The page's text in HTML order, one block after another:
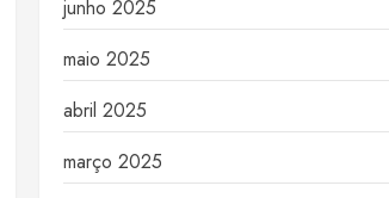
junho 2025
maio 2025
abril 2025
março 2025